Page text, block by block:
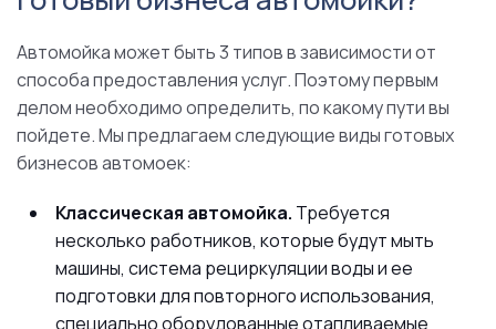
Автомойка может быть 3 типов в зависимости от
способа предоставления услуг. Поэтому первым
делом необходимо определить, по какому пути вы
пойдете. Мы предлагаем следующие виды готовых
бизнесов автомоек:
Классическая автомойка. Требуется
несколько работников, которые будут мыть
машины, система рециркуляции воды и ее
подготовки для повторного использования,
специально оборудованные отапливаемые